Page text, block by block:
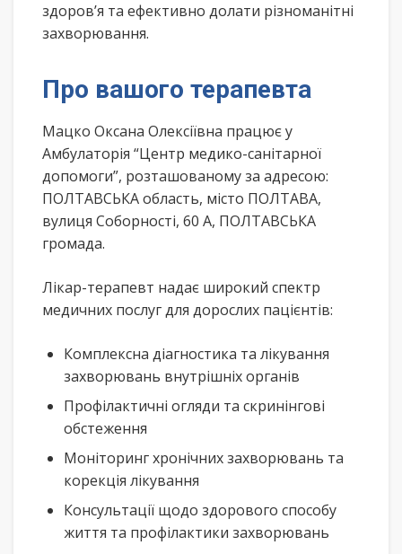
здоров’я та ефективно долати різноманітні
захворювання.
Про вашого терапевта
Мацко Оксана Олексіївна працює у
Амбулаторія “Центр медико-санітарної
допомоги”, розташованому за адресою:
ПОЛТАВСЬКА область, місто ПОЛТАВА,
вулиця Соборності, 60 А, ПОЛТАВСЬКА
громада.
Лікар-терапевт надає широкий спектр
медичних послуг для дорослих пацієнтів:
Комплексна діагностика та лікування
захворювань внутрішніх органів
Профілактичні огляди та скринінгові
обстеження
Моніторинг хронічних захворювань та
корекція лікування
Консультації щодо здорового способу
життя та профілактики захворювань